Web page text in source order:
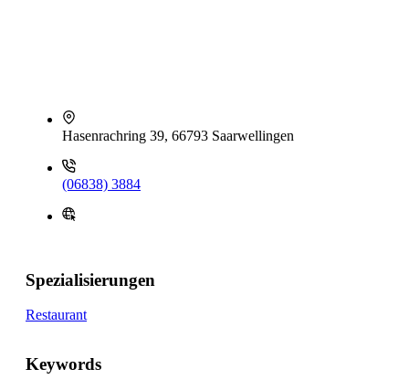
Hasenrachring 39, 66793 Saarwellingen
(06838) 3884
Spezialisierungen
Restaurant
Keywords